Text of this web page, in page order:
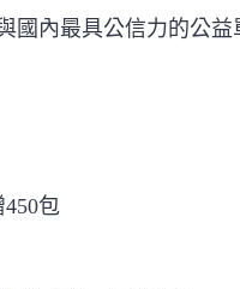
內最具公信力的公益
包